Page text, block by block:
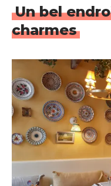
Un bel
charmes